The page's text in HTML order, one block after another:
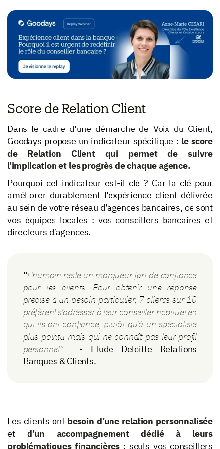
Score de Relation Client
Dans le cadre d’une démarche de Voix du Client,
Goodays propose un indicateur spécifique : le score
de Relation Client qui permet de suivre
l’implication et les progrès de chaque agence.
Pourquoi cet indicateur est-il clé ? Car la clé pour
améliorer durablement l’expérience client délivrée
au sein de votre réseau d’agences bancaires, ce sont
vos équipes locales : vos conseillers bancaires et
directeurs d’agences.
“L’humain reste un marqueur fort de confiance
pour les clients. Pour obtenir une réponse
précise à un besoin particulier, 7 clients sur 10
préfèrent s’adresser à leur conseiller habituel en
qui ils ont confiance, plutôt qu’à un spécialiste
plus pointu mais qui ne connaît pas leur profil
personnel.”- Etude Deloitte Relations
Banques & Clients.
Les clients ont besoin d’une relation personnalisée
et d’un accompagnement dédié à leurs
problématiques financières : seuls vos conseillers